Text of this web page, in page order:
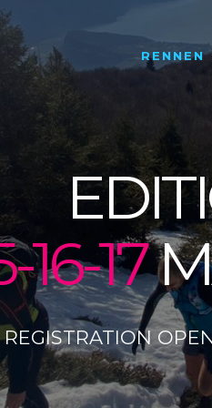
16-17
REGISTRATION
RENNEN